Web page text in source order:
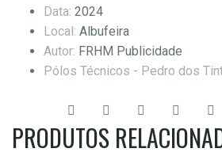
Data: 2024
Local: Albufeira
Autor: FRHM Publicidade
Pólos Técnicos - Pedro dos
PRODUTOS